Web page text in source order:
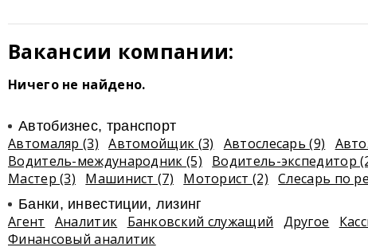
Вакансии компании:
Ничего не найдено.
Автобизнес, транспорт
Автомаляр (3) Автомойщик (3) Автослесарь (9)
Водитель-международник (5)
Водитель-экспедитор
Мастер (3)
Машинист (7) Моторист (2) Слесарь по
Банки, инвестиции, лизинг
Агент Аналитик Банковский служащий Другое
Финансовый аналитик